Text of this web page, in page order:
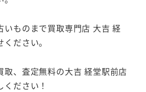
いものまで買取専門店 大吉 経
ださい。
取、査定無料の大吉 経堂駅前店
ださい！